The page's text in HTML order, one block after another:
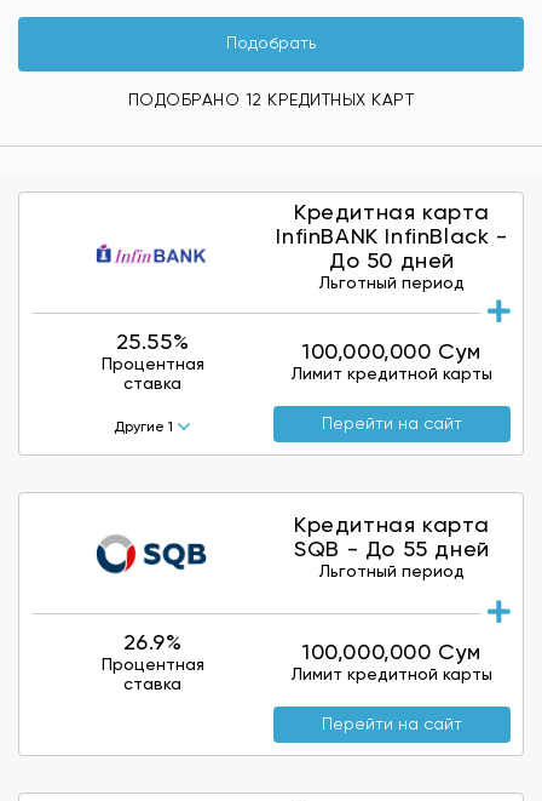
Подобрать
ПОДОБРАНО 12 КРЕДИТНЫХ КАРТ
Кредитная карта
InfinBANK InfinBlack -
До 50 дней
Льготный период
25.55%
Процентная
ставка
100,000,000 Сум
Лимит кредитной карты
Другие 1 Перейти на сайт
Кредитная карта
SQB - До 55 дней
Льготный период
26.9%
Процентная
ставка
100,000,000 Сум
Лимит кредитной карты
Перейти на сайт